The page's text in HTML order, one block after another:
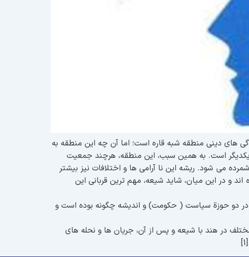
های دینی منطقه شبه قاره است؛ اما آن چه این منطقه به
یکدیگر است. به همین سبب، این منطقه، هرچند جمعیت
می شود. ریشه این نا آرامی ها و اختلافات نیز بیشتر
و در این میان، شاید شیعه، مهم ترین قربانی این
دو حوزة سیاست ( حکومت) و اندیشه چگونه بوده است و
در هند با شیعه و پس از آن، جریان ها و نحله های